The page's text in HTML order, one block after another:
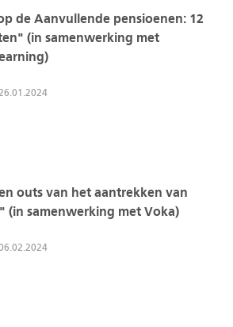
de Aanvullende pensioenen: 12
(in samenwerking met
26.01.2024
outs van het aantrekken van
(in samenwerking met Voka)